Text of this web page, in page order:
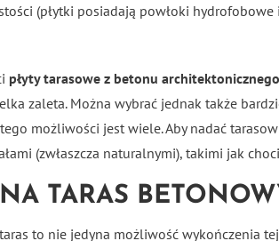
(płytki posiadają powłoki
płyty tarasowe z betonu architektonicznego
zaleta. Można wybrać jednak także
możliwości jest wiele. Aby nadać
(zwłaszcza naturalnymi), takimi jak
TARAS
to nie jedyna możliwość wykończenia